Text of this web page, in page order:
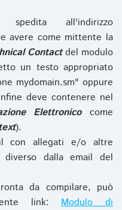
all'indirizzo
avere come mittente la
Contactdel modulo
un testo appropriato
mydomain.sm" oppure
deve contenere nel
Elettronicocome
).
con allegati e/o altre
dalla email del
da compilare, può
link:Modulo di